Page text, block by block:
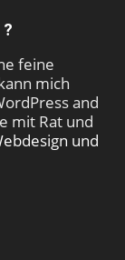
feine
mich
and
mit Rat und
und